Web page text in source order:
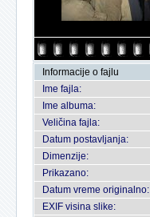
Informacije o fajlu
Ime fajla:
Ime albuma:
Veličina fajla:
Datum postavljanja:
Dimenzije:
Prikazano:
Datum vreme originalno:
EXIF visina slike: